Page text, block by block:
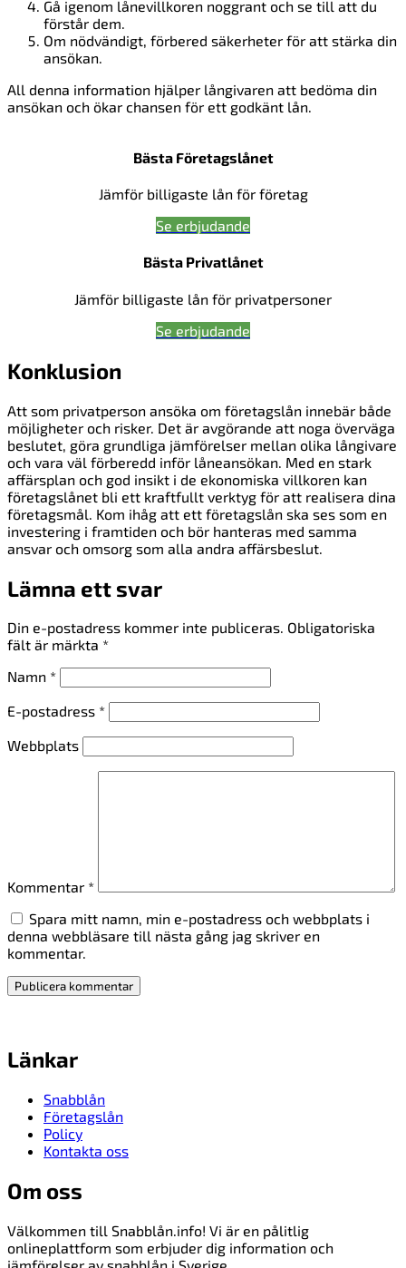
Gå igenom lånevillkoren noggrant och se till att du
förstår dem.
Om nödvändigt, förbered säkerheter för att stärka din
ansökan.
All denna information hjälper långivaren att bedöma din
ansökan och ökar chansen för ett godkänt lån.
Bästa Företagslånet
Jämför billigaste lån för företag
Se erbjudande
Bästa Privatlånet
Jämför billigaste lån för privatpersoner
Se erbjudande
Konklusion
Att som privatperson ansöka om företagslån innebär både
möjligheter och risker. Det är avgörande att noga överväga
beslutet, göra grundliga jämförelser mellan olika långivare
och vara väl förberedd inför låneansökan. Med en stark
affärsplan och god insikt i de ekonomiska villkoren kan
företagslånet bli ett kraftfullt verktyg för att realisera dina
företagsmål. Kom ihåg att ett företagslån ska ses som en
investering i framtiden och bör hanteras med samma
ansvar och omsorg som alla andra affärsbeslut.
Lämna ett svar
Din e-postadress kommer inte publiceras. Obligatoriska
fält är märkta *
Namn *
E-postadress *
Webbplats
Kommentar *
Spara mitt namn, min e-postadress och webbplats i
denna webbläsare till nästa gång jag skriver en
kommentar.
Länkar
Snabblån
Företagslån
Policy
Kontakta oss
Om oss
Välkommen till Snabblån.info! Vi är en pålitlig
onlineplattform som erbjuder dig information och